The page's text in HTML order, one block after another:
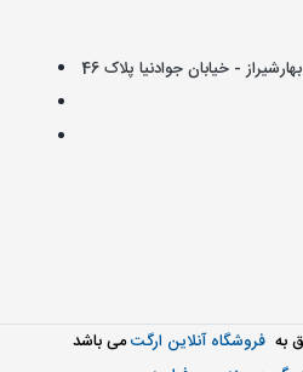
- خیابان جوادنیا پلاک 46
به فروشگاه آنلاین ارگتمی باشد